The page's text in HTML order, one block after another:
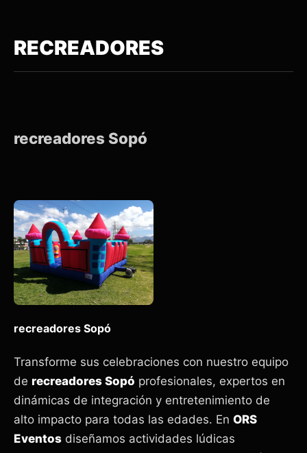
RECREADORES
recreadores Sopó
recreadores Sopó
Transforme sus celebraciones con nuestro equipo
de recreadores Sopó profesionales, expertos en
dinámicas de integración y entretenimiento de
alto impacto para todas las edades. En ORS
Eventos diseñamos actividades lúdicas